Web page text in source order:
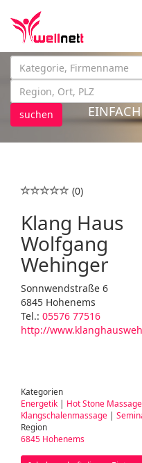
suchen
(0)
Klang Haus
Wolfgang
Wehinger
Sonnwendstraße 6
6845 Hohenems
Tel.: 05576 77516
http://
Kategorien
Energetik | Hot Stone Massage
Klangschalenmassage |
Region
6845 Hohenems